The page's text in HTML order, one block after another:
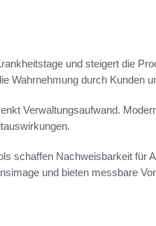
und steigert die
Wahrnehmung durch Kunden
Verwaltungsaufwand.
schaffen Nachweisbarkeit für
und bieten messbare